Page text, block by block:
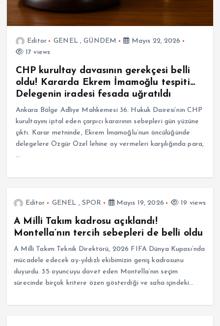
Editor GENEL,GÜNDEM
Mayıs 22, 2026
17 views
CHP kurultay davasının gerekçesi belli
oldu! Kararda Ekrem İmamoğlu tespiti…
Delegenin iradesi fesada uğratıldı
Ankara Bölge Adliye Mahkemesi 36. Hukuk Dairesi’nin CHP
kurultayını iptal eden çarpıcı kararının sebepleri gün yüzüne
çıktı. Karar metninde, Ekrem İmamoğlu’nun öncülüğünde
delegelere Özgür Özel lehine oy vermeleri karşılığında para,
…
Editor GENEL , SPOR Mayıs 19, 2026 19 views
A Milli Takım kadrosu açıklandı!
Montella’nın tercih sebepleri de belli oldu
A Milli Takım Teknik Direktörü, 2026 FIFA Dünya Kupası’nda
mücadele edecek ay-yıldızlı ekibimizin geniş kadrosunu
duyurdu. 35 oyuncuyu davet eden Montella’nın seçim
sürecinde birçok kritere özen gösterdiği ve saha içindeki…